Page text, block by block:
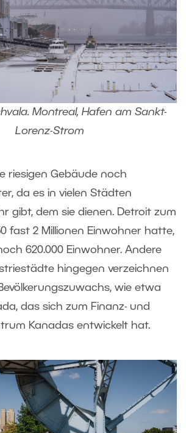
Montreal, Hafen am Sankt-
Lorenz-Strom
riesigen Gebäude noch
da es in vielen Städten
gibt, dem sie dienen. Detroit zum
fast 2 Millionen Einwohner hatte,
620.000 Einwohner. Andere
hingegen verzeichnen
wie etwa
das sich zum Finanz- und
Kanadas entwickelt hat.